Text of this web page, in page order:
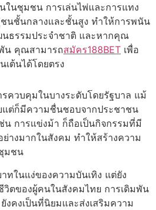
นชุมชน การเล่นไพ่และการแทง
นชั้นกลางและชั้นสูง ทำให้การพนัน
ธรรมประจำชาติ และหากคุณ
น คุณสามารถสมัคร188BET เพื่อ
ต้นได้โดยตรง
ควบคุมในบางระดับโดยรัฐบาล แม้
แต่ก็มีความชื่นชอบจากประชาชน
น การแข่งม้า ก็ถือเป็นกิจกรรมที่มี
างมากในสังคม ทำให้สร้างความ
มชน
ทในแง่ของความบันเทิง แต่ยัง
ตของผู้คนในสังคมไทย การเดิมพัน
งคงเป็นที่นิยมและส่งเสริมความ